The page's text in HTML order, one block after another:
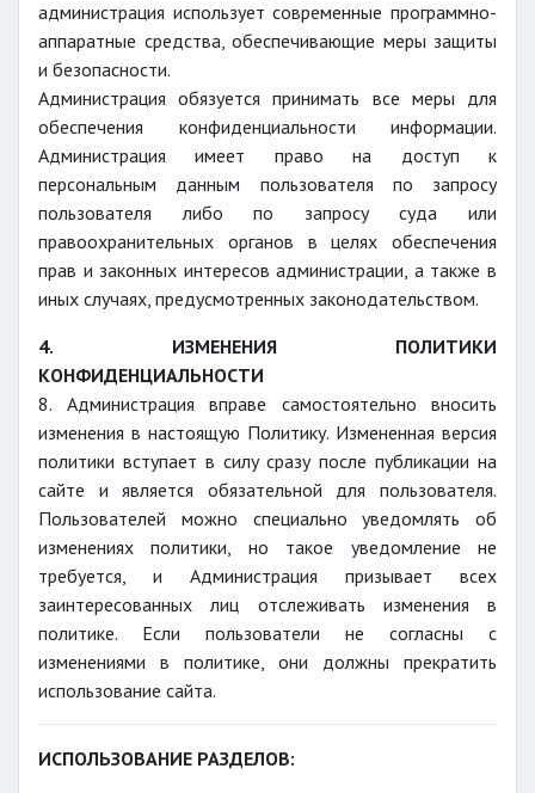
администрация использует современные программно-
аппаратные средства, обеспечивающие меры защиты
и безопасности.
Администрация обязуется принимать все меры для
обеспечения конфиденциальности информации.
Администрация имеет право на доступ к
персональным данным пользователя по запросу
пользователя либо по запросу суда или
правоохранительных органов в целях обеспечения
прав и законных интересов администрации, а также в
иных случаях, предусмотренных законодательством.
4. ИЗМЕНЕНИЯ ПОЛИТИКИ
КОНФИДЕНЦИАЛЬНОСТИ
8. Администрация вправе самостоятельно вносить
изменения в настоящую Политику. Измененная версия
политики вступает в силу сразу после публикации на
сайте и является обязательной для пользователя.
Пользователей можно специально уведомлять об
изменениях политики, но такое уведомление не
требуется, и Администрация призывает всех
заинтересованных лиц отслеживать изменения в
политике. Если пользователи не согласны с
изменениями в политике, они должны прекратить
использование сайта.
ИСПОЛЬЗОВАНИЕ РАЗДЕЛОВ: